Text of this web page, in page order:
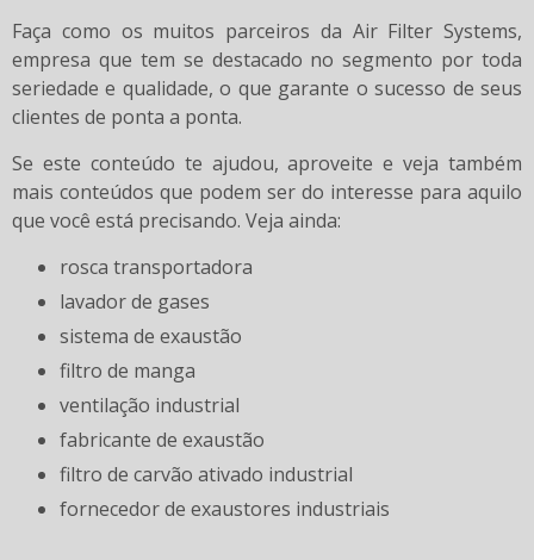
Faça como os muitos parceiros da Air Filter Systems,
empresa que tem se destacado no segmento por toda
seriedade e qualidade, o que garante o sucesso de seus
clientes de ponta a ponta.
Se este conteúdo te ajudou, aproveite e veja também
mais conteúdos que podem ser do interesse para aquilo
que você está precisando. Veja ainda:
rosca transportadora
lavador de gases
sistema de exaustão
filtro de manga
ventilação industrial
fabricante de exaustão
filtro de carvão ativado industrial
fornecedor de exaustores industriais